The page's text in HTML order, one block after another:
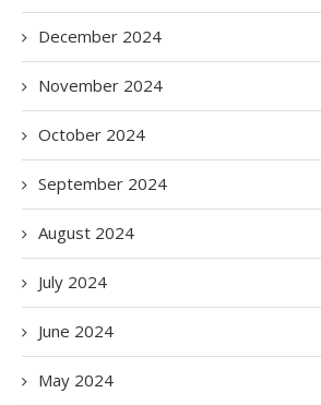
December 2024
November 2024
October 2024
September 2024
August 2024
July 2024
June 2024
May 2024